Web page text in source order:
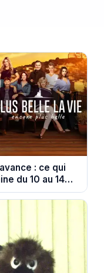
: ce qui
du 10 au 14